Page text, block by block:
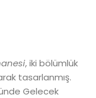
, iki bölümlük
tasarlanmış.
Gelecek